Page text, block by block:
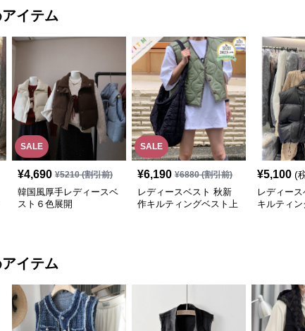
イテム
SALE
¥4,690 ¥5210(割引前)
韓国風厚手レディースベ
スト６色展開
SALE
¥6,190 ¥6880(割引前)
レディースベスト 秋新
作キルティングベスト上
¥5,100 (
レディー
キルティン
イテム